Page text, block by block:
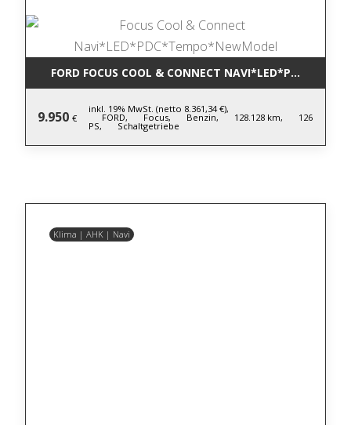
FORD FOCUS COOL & CONNECT
9.950 €
inkl. 19% MwSt. (netto 8.361,34 €),
FORD, Focus, Benzin, 128.128 km, 126
PS, Schaltgetriebe
Klima | AHK | Navi